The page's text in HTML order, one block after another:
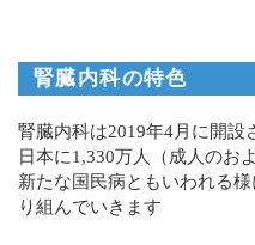
腎臓内科の特色
腎臓内科は2019年4月に開設
日本に1,330万人（成人のお
新たな国民病ともいわれる
り組んでいきます